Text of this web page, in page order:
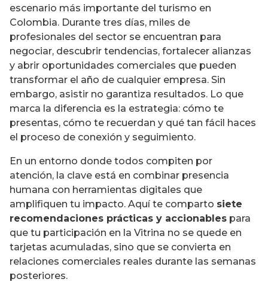
escenario más importante del turismo en
Colombia. Durante tres días, miles de
profesionales del sector se encuentran para
negociar, descubrir tendencias, fortalecer alianzas
y abrir oportunidades comerciales que pueden
transformar el año de cualquier empresa. Sin
embargo, asistir no garantiza resultados. Lo que
marca la diferencia es la estrategia: cómo te
presentas, cómo te recuerdan y qué tan fácil haces
el proceso de conexión y seguimiento.
En un entorno donde todos compiten por
atención, la clave está en combinar presencia
humana con herramientas digitales que
amplifiquen tu impacto. Aquí te comparto siete
recomendaciones prácticas y accionables para
que tu participación en la Vitrina no se quede en
tarjetas acumuladas, sino que se convierta en
relaciones comerciales reales durante las semanas
posteriores.